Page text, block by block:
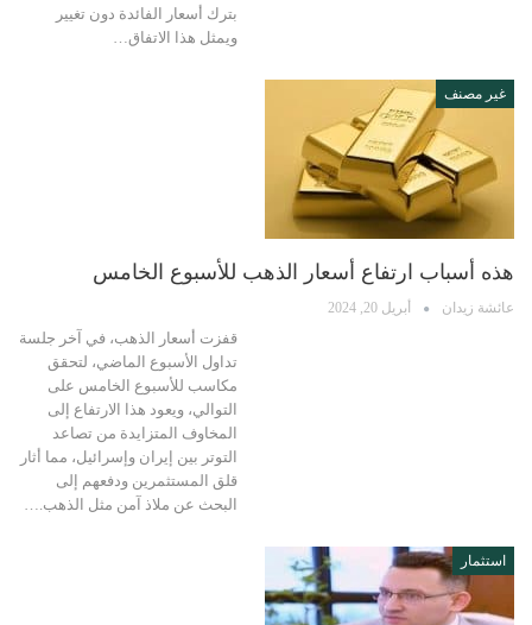
بترك أسعار الفائدة دون تغيير
ويمثل هذا الاتفاق…
غير مصنف
هذه أسباب ارتفاع أسعار الذهب للأسبوع الخامس
عائشة زيدان أبريل 20, 2024
قفزت أسعار الذهب، في آخر جلسة
تداول الأسبوع الماضي، لتحقق
مكاسب للأسبوع الخامس على
التوالي، ويعود هذا الارتفاع إلى
المخاوف المتزايدة من تصاعد
التوتر بين إيران وإسرائيل، مما أثار
قلق المستثمرين ودفعهم إلى
البحث عن ملاذ آمن مثل الذهب.…
استثمار